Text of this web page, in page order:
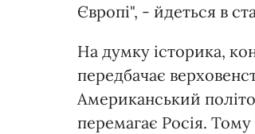
Європі", - йдеться в
На думку історика,
передбачає
Американський
перемагає Росія.